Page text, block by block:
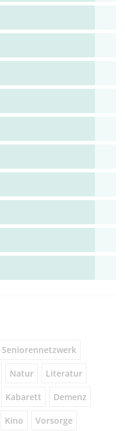
Seniorennetzwerk
Natur Literatur
Kabarett Demenz
Kino Vorsorge